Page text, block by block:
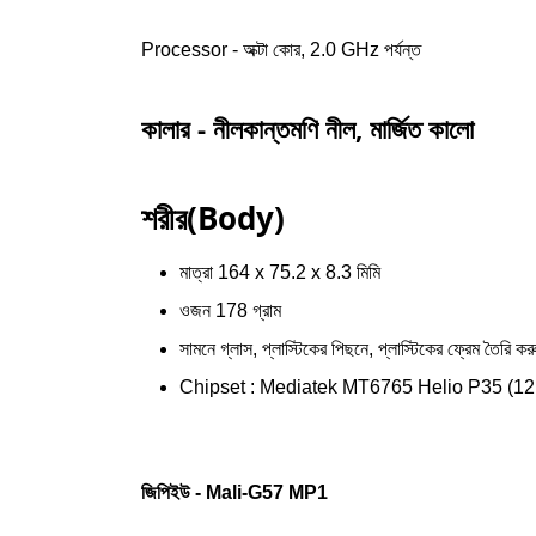
Processor - অক্টা কোর, 2.0 GHz পর্যন্ত
কালার - নীলকান্তমণি নীল, মার্জিত কালো
শরীর(Body)
মাত্রা 164 x 75.2 x 8.3 মিমি
ওজন 178 গ্রাম
সামনে গ্লাস, প্লাস্টিকের পিছনে, প্লাস্টিকের ফ্রেম তৈরি
Chipset : Mediatek MT6765 Helio P35
জিপিইউ - Mali-G57 MP1